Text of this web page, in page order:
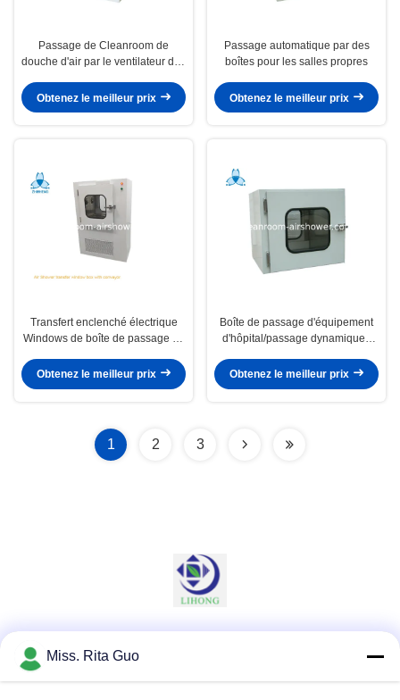
Passage de Cleanroom de
douche d'air par le ventilateur des
d'air 16 - 20/S
Obtenez le meilleur prix
Passage automatique par des
boîtes pour les salles propres
Obtenez le meilleur prix
Transfert enclenché électrique
Windows de boîte de passage de
de rouleau SS304
Obtenez le meilleur prix
Boîte de passage d'équipement
d'hôpital/passage dynamiques
propres 500*400*500mm
Obtenez le meilleur prix
1 2 3
Les réseaux sociaux
Miss. Rita Guo